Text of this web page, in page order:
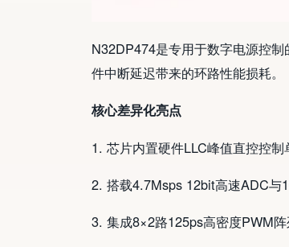
N32DP474是专用于数字电源控
件中断延迟带来的环路性能损耗。
核心差异化亮点
1. 芯片内置硬件LLC峰值直控控
2. 搭载4.7Msps 12bit高速ADC与
3. 集成8×2路125ps高密度PWM